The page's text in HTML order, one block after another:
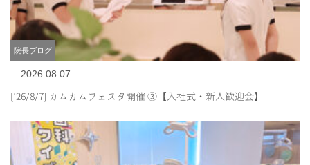
院長ブログ
2026.08.07
[’26/8/7] カムカムフェスタ開催 ③【入社式・新人歓迎会】